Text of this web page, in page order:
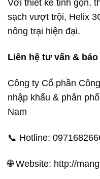
Với thiết kế tinh gọn,
sạch vượt trội, Helix
nông trại hiện đại.
Liên hệ tư vấn & báo
Công ty Cổ phần
nhập khẩu & phân
Nam
📞 Hotline:
🌐 Website: http://